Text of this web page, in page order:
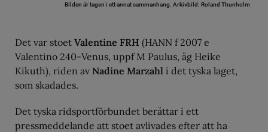
Bilden är tagen i ett annat sammanhang. Arkivbild: Roland Thunholm
Det var stoet Valentine FRH (HANN f 2007 e
Valentino 240-Venus, uppf M Paulus, äg Heike
Kikuth), riden av Nadine Marzahl i det tyska laget,
som skadades.
Det tyska ridsportförbundet berättar i ett
pressmeddelande att stoet avlivades efter att ha